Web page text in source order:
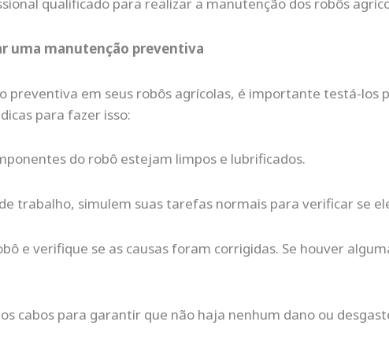
qualificado para realizar a manutenção dos robôs
uma manutenção preventiva
preventiva em seus robôs agrícolas, é importante testá-
para fazer isso:
do robô estejam limpos e lubrificados.
trabalho, simulem suas tarefas normais para verificar se
e verifique se as causas foram corrigidas. Se houver
cabos para garantir que não haja nenhum dano ou